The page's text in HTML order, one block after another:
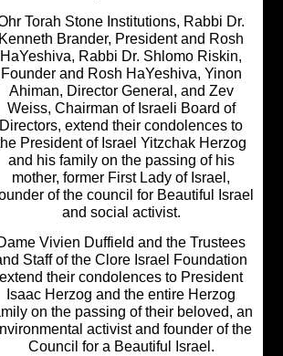
Ohr Torah Stone Institutions, Rabbi
Kenneth Brander, President and
HaYeshiva, Rabbi Dr. Shlomo
Founder and Rosh HaYeshiva,
Ahiman, Director General, and Zev
Weiss, Chairman of Israeli Board of
Directors, extend their condolences
the President of Israel Yitzchak
and his family on the passing of his
mother, former First Lady of Israel,
Founder of the council for Beautiful
and social activist.
Dame Vivien Duffield and the
and Staff of the Clore Israel
extend their condolences to
Isaac Herzog and the entire Herzog
family on the passing of their beloved,
environmental activist and founder of
Council for a Beautiful Israel.